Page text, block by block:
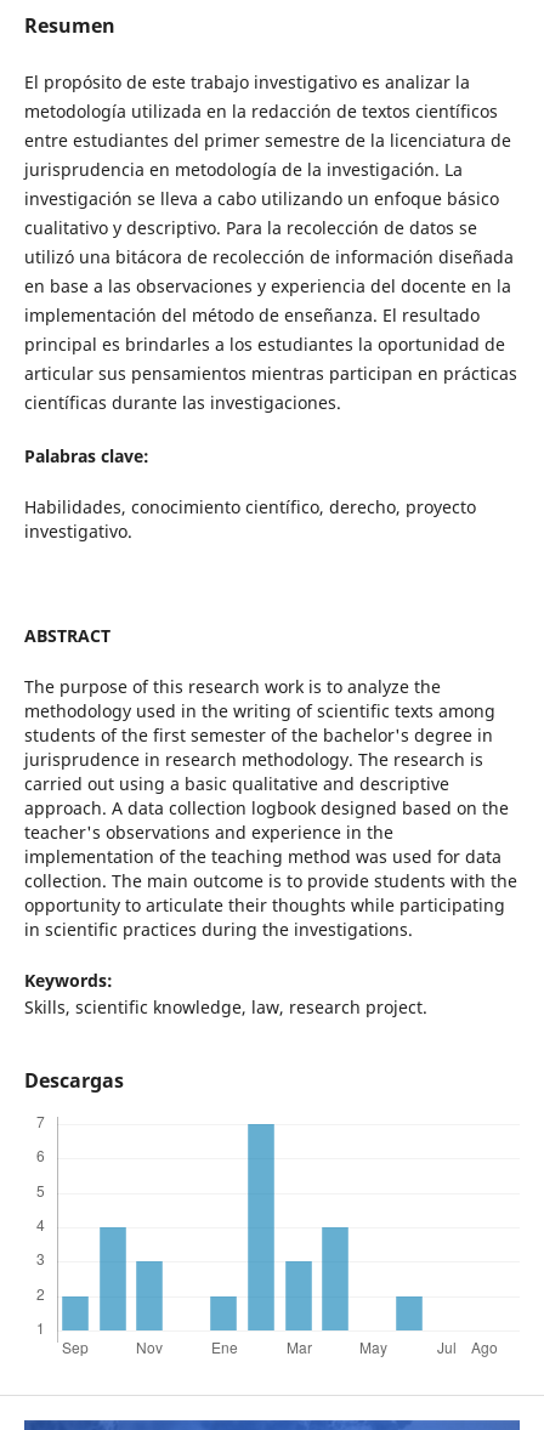
Resumen
El propósito de este trabajo investigativo es analizar la
metodología utilizada en la redacción de textos científicos
entre estudiantes del primer semestre de la licenciatura de
jurisprudencia en metodología de la investigación. La
investigación se lleva a cabo utilizando un enfoque básico
cualitativo y descriptivo. Para la recolección de datos se
utilizó una bitácora de recolección de información diseñada
en base a las observaciones y experiencia del docente en la
implementación del método de enseñanza. El resultado
principal es brindarles a los estudiantes la oportunidad de
articular sus pensamientos mientras participan en prácticas
científicas durante las investigaciones.
Palabras clave:
Habilidades, conocimiento científico, derecho, proyecto
investigativo.
ABSTRACT
The purpose of this research work is to analyze the
methodology used in the writing of scientific texts among
students of the first semester of the bachelor's degree in
jurisprudence in research methodology. The research is
carried out using a basic qualitative and descriptive
approach. A data collection logbook designed based on the
teacher's observations and experience in the
implementation of the teaching method was used for data
collection. The main outcome is to provide students with the
opportunity to articulate their thoughts while participating
in scientific practices during the investigations.
Keywords:
Skills, scientific knowledge, law, research project.
Descargas